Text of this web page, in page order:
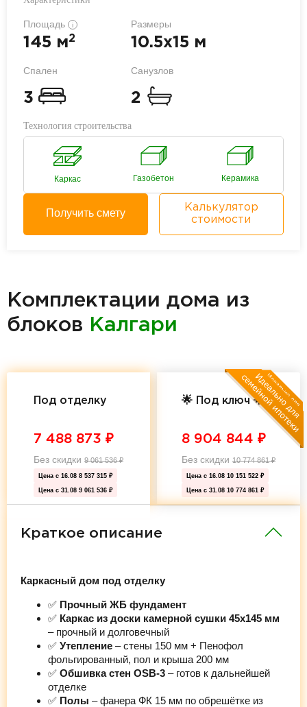
Площадь i
145 м2
Размеры
10.5x15 м
Спален
3
Санузлов
2
Технология строительства
Каркас Газобетон Керамика
Получить смету
Калькулятор
стоимости
Комплектации дома из
блоков Калгари
Под отделку
7 488 873 ₽
Без скидки 9 061 536₽
Цена с 16.08 8 537 315 ₽
Цена с 31.08 9 061 536 ₽
🌟 Под ключ 🌟
8 904 844 ₽
Без скидки 10 774 861₽
Цена с 16.08 10 151 522 ₽
Цена с 31.08 10 774 861 ₽
Краткое описание
Каркасный дом под отделку
✅ Прочный ЖБ фундамент
✅ Каркас из доски камерной сушки 45х145 мм
– прочный и долговечный
✅ Утепление – стены 150 мм + Пенофол
фольгированный, пол и крыша 200 мм
✅ Обшивка стен OSB-3 – готов к дальнейшей
отделке
✅ Полы – фанера ФК 15 мм по обрешётке из